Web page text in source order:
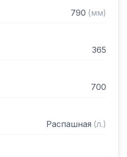
790 (мм)
365
700
Распашная (л.)